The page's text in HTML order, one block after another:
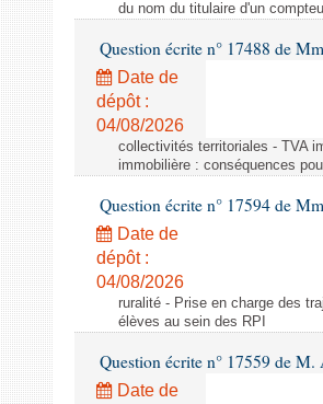
du nom du titulaire d'un
Question écrite n° 17488 de
Date de
dépôt :
04/08/2026
collectivités territoriales - TVA
immobilière : conséquences
Question écrite n° 17594 de
Date de
dépôt :
04/08/2026
ruralité - Prise en charge des
élèves au sein des RPI
Question écrite n° 17559 de M.
Date de